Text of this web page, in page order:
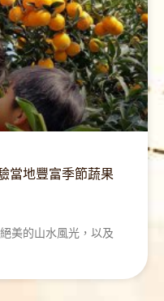
當地豐富季節蔬果
美的山水風光，以及